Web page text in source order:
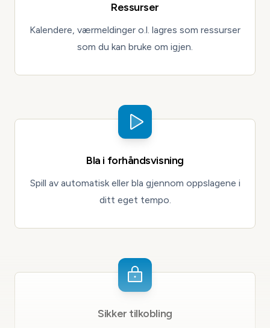
Ressurser
Kalendere, værmeldinger o.l. lagres som ressurser
som du kan bruke om igjen.
Bla i forhåndsvisning
Spill av automatisk eller bla gjennom oppslagene i
ditt eget tempo.
Sikker tilkobling